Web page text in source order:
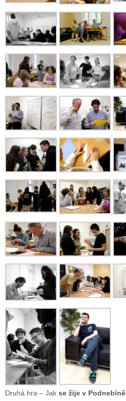
Druhá hra – Jak se žije v Podnebíně